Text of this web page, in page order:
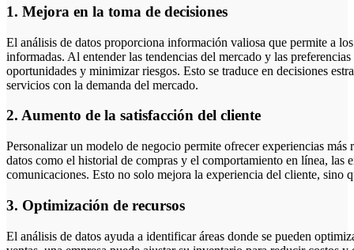
1. Mejora en la toma de decisiones
El análisis de datos proporciona información valiosa que permite a
informadas. Al entender las tendencias del mercado y las
oportunidades y minimizar riesgos. Esto se traduce en decisiones
servicios con la demanda del mercado.
2. Aumento de la satisfacción del cliente
Personalizar un modelo de negocio permite ofrecer experiencias más
datos como el historial de compras y el comportamiento en línea, las
comunicaciones. Esto no solo mejora la experiencia del cliente, sino
3. Optimización de recursos
El análisis de datos ayuda a identificar áreas donde se pueden